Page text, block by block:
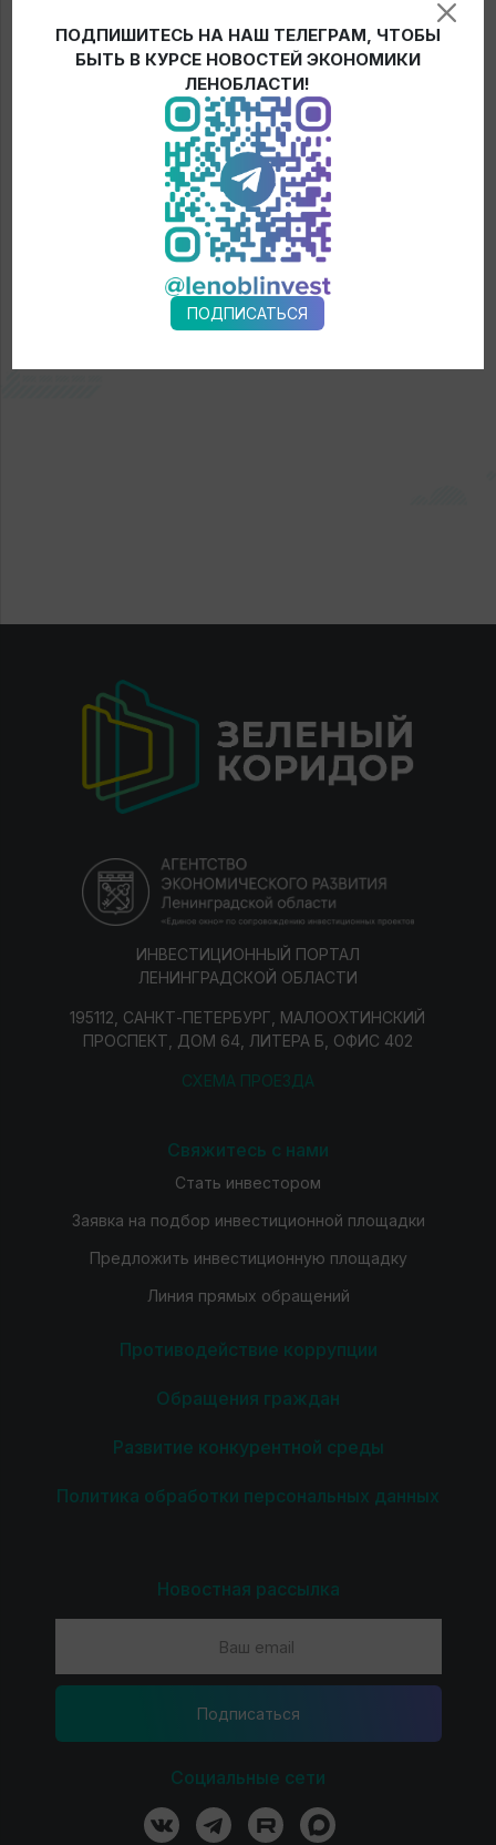
оборудованными локациями для дополнительных занятий
и внеклассной деятельности, а также удобными местами
для отдыха. Внутридворовое пространство школы
наполнят спортивные и игровые зоны для разных
возрастных групп, а также площадки для практических
ИНВЕСТИЦИОННЫЙ ПОРТАЛ
ЛЕНИНГРАДСКОЙ ОБЛАСТИ
195112, САНКТ-ПЕТЕРБУРГ, МАЛООХТИНСКИЙ
ПРОСПЕКТ, ДОМ 64, ЛИТЕРА Б, ОФИС 402
СХЕМА ПРОЕЗДА
Свяжитесь с нами
Стать инвестором
Заявка на подбор инвестиционной площадки
Предложить инвестиционную площадку
Линия прямых обращений
Противодействие коррупции
Обращения граждан
Развитие конкурентной среды
Политика обработки персональных данных
Новостная рассылка
Подпиcаться
Социальные сети
ПОДПИШИТЕСЬ НА НАШ ТЕЛЕГРАМ, ЧТОБЫ
БЫТЬ В КУРСЕ НОВОСТЕЙ ЭКОНОМИКИ
ЛЕНОБЛАСТИ!
ПОДПИСАТЬСЯ